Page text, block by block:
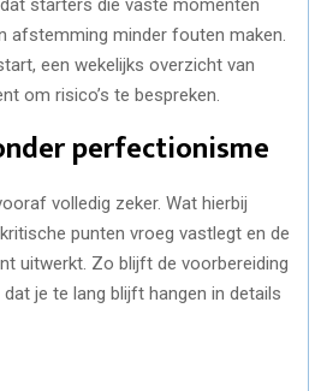
afstemming minder fouten maken.
een wekelijks overzicht van
om risico’s te bespreken.
perfectionisme
volledig zeker. Wat hierbij
punten vroeg vastlegt en de
uitwerkt. Zo blijft de voorbereiding
je te lang blijft hangen in details